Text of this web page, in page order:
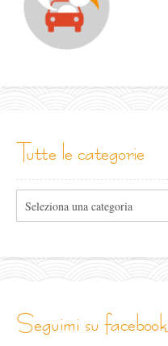
tutte le categorie
seguimi su facebook